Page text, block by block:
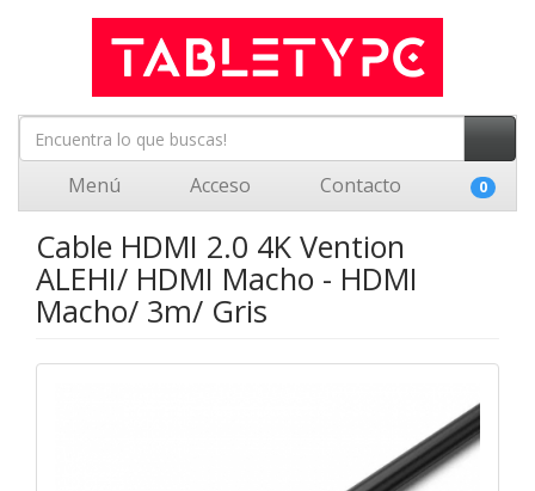
Menú Acceso Contacto 0
Cable HDMI 2.0 4K Vention
ALEHI/ HDMI Macho - HDMI
Macho/ 3m/ Gris